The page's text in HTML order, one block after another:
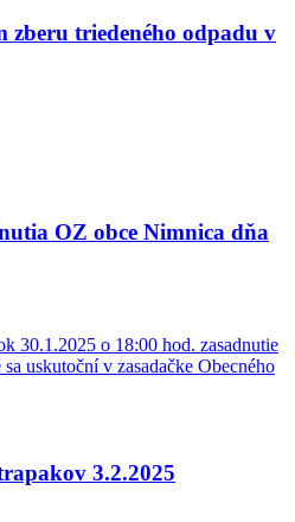
zberu triedeného odpadu v
OZ obce Nimnica dňa
30.1.2025 o 18:00 hod. zasadnutie
uskutoční v zasadačke Obecného
3.2.2025